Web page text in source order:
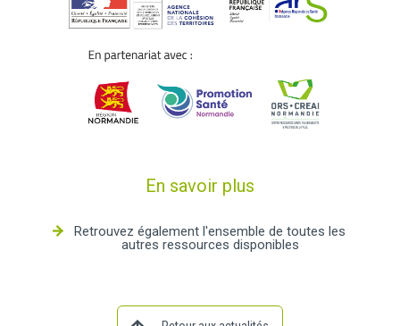
En savoir plus
Retrouvez également l'ensemble de toutes les
autres ressources disponibles